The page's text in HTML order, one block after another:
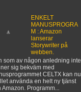
ENKELT
MANUSPROGRA
M : Amazon
lanserar
Storywriter på
webben.
som av någon anledning inte
sig bekväm med
CELTX kan nu
använda en helt ny tjänst
Amazon. Programm...